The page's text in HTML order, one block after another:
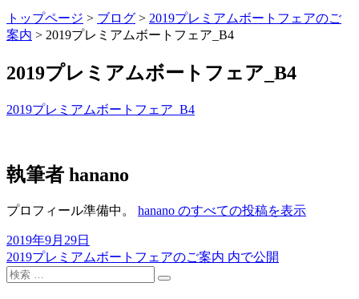
トップページ > ブログ > 2019プレミアムボートフェアのご
案内 > 2019プレミアムボートフェア_B4
2019プレミアムボートフェア_B4
2019プレミアムボートフェア_B4
執筆者 hanano
プロフィール準備中。 hanano のすべての投稿を表示
投
稿
日:
2019年9月29日
投
稿
2019プレミアムボートフェアのご案内 内で公開
検
検